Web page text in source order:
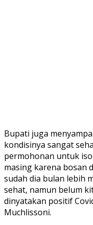
Bupati juga
kondisinya sangat
permohonan untuk
masing karena bosan
sudah dia bulan lebih
sehat, namun belum
dinyatakan positif
Muchlissoni.